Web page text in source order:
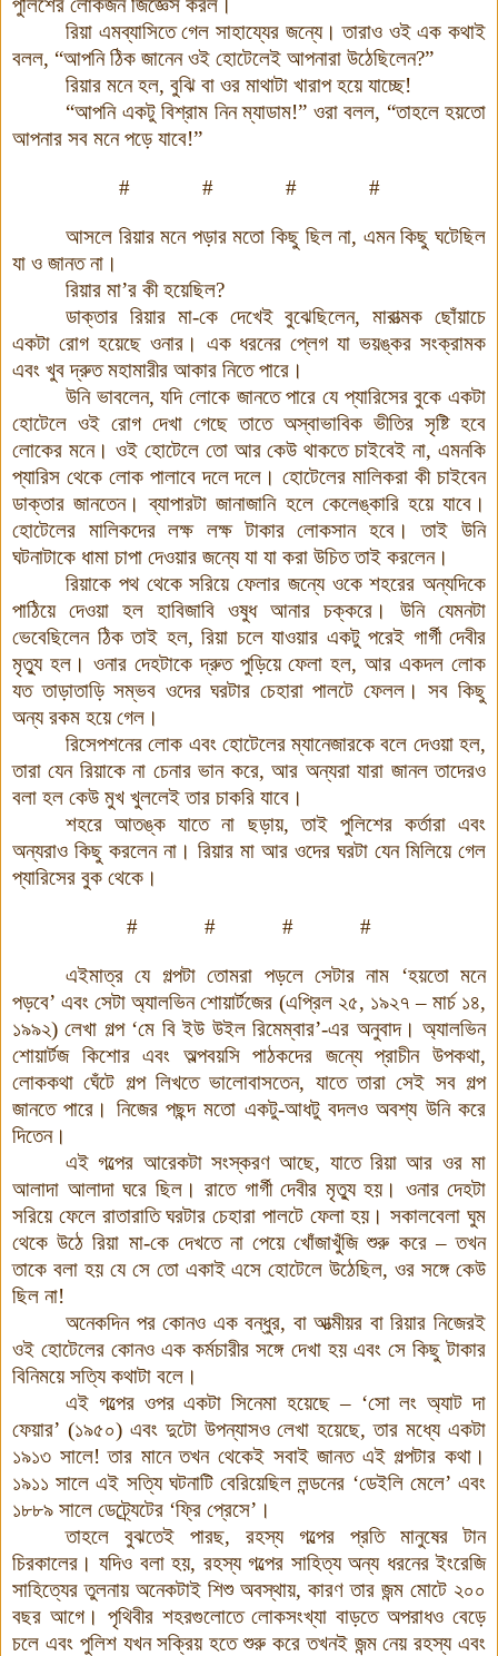
পুলিশের লোকজন জিজ্ঞেস করল।
রিয়া এমব্যাসিতে গেল সাহায্যের জন্যে। তারাও ওই এক কথাই
বলল, “আপনি ঠিক জানেন ওই হোটেলেই আপনারা উঠেছিলেন?”
রিয়ার মনে হল, বুঝি বা ওর মাথাটা খারাপ হয়ে যাচ্ছে!
“আপনি একটু বিশ্রাম নিন ম্যাডাম!” ওরা বলল, “তাহলে হয়তো
আপনার সব মনে পড়ে যাবে!”
# # # #
আসলে রিয়ার মনে পড়ার মতো কিছু ছিল না, এমন কিছু ঘটেছিল
যা ও জানত না।
রিয়ার মা’র কী হয়েছিল?
ডাক্তার রিয়ার মা-কে দেখেই বুঝেছিলেন, মারাত্মক ছোঁয়াচে
একটা রোগ হয়েছে ওনার। এক ধরনের প্লেগ যা ভয়ঙ্কর সংক্রামক
এবং খুব দ্রুত মহামারীর আকার নিতে পারে।
উনি ভাবলেন, যদি লোকে জানতে পারে যে প্যারিসের বুকে একটা
হোটেলে ওই রোগ দেখা গেছে তাতে অস্বাভাবিক ভীতির সৃষ্টি হবে
লোকের মনে। ওই হোটেলে তো আর কেউ থাকতে চাইবেই না, এমনকি
প্যারিস থেকে লোক পালাবে দলে দলে। হোটেলের মালিকরা কী চাইবেন
ডাক্তার জানতেন। ব্যাপারটা জানাজানি হলে কেলেঙ্কারি হয়ে যাবে।
হোটেলের মালিকদের লক্ষ লক্ষ টাকার লোকসান হবে। তাই উনি
ঘটনাটাকে ধামা চাপা দেওয়ার জন্যে যা যা করা উচিত তাই করলেন।
রিয়াকে পথ থেকে সরিয়ে ফেলার জন্যে ওকে শহরের অন্যদিকে
পাঠিয়ে দেওয়া হল হাবিজাবি ওষুধ আনার চক্করে। উনি যেমনটা
ভেবেছিলেন ঠিক তাই হল, রিয়া চলে যাওয়ার একটু পরেই গার্গী দেবীর
মৃত্যু হল। ওনার দেহটাকে দ্রুত পুড়িয়ে ফেলা হল, আর একদল লোক
যত তাড়াতাড়ি সম্ভব ওদের ঘরটার চেহারা পালটে ফেলল। সব কিছু
অন্য রকম হয়ে গেল।
রিসেপশনের লোক এবং হোটেলের ম্যানেজারকে বলে দেওয়া হল,
তারা যেন রিয়াকে না চেনার ভান করে, আর অন্যরা যারা জানল তাদেরও
বলা হল কেউ মুখ খুললেই তার চাকরি যাবে।
শহরে আতঙ্ক যাতে না ছড়ায়, তাই পুলিশের কর্তারা এবং
অন্যরাও কিছু করলেন না। রিয়ার মা আর ওদের ঘরটা যেন মিলিয়ে গেল
প্যারিসের বুক থেকে।
# # # #
এইমাত্র যে গল্পটা তোমরা পড়লে সেটার নাম ‘হয়তো মনে
পড়বে’ এবং সেটা অ্যালভিন শোয়ার্টজের (এপ্রিল ২৫, ১৯২৭–মার্চ ১৪,
১৯৯২)লেখা গল্প‘মে বি ইউ উইল রিমেম্বার’-এর অনুবাদ। অ্যালভিন
শোয়ার্টজ কিশোর এবং অল্পবয়সি পাঠকদের জন্যে প্রাচীন উপকথা,
লোককথা ঘেঁটে গল্প লিখতে ভালোবাসতেন, যাতে তারা সেই সব গল্প
জানতে পারে। নিজের পছন্দ মতো একটু-আধটু বদলও অবশ্য উনি করে
দিতেন।
এই গল্পের আরেকটা সংস্করণ আছে, যাতে রিয়া আর ওর মা
আলাদা আলাদা ঘরে ছিল। রাতে গার্গী দেবীর মৃত্যু হয়। ওনার দেহটা
সরিয়ে ফেলে রাতারাতি ঘরটার চেহারা পালটে ফেলা হয়। সকালবেলা ঘুম
থেকে উঠে রিয়া মা-কে দেখতে না পেয়ে খোঁজাখুঁজি শুরু করে – তখন
তাকে বলা হয় যে সে তো একাই এসে হোটেলে উঠেছিল, ওর সঙ্গে কেউ
ছিল না!
অনেকদিন পর কোনও এক বন্ধুর, বা আত্মীয়র বা রিয়ার নিজেরই
ওই হোটেলের কোনও এক কর্মচারীর সঙ্গে দেখা হয় এবং সে কিছু টাকার
বিনিময়ে সত্যি কথাটা বলে।
এই গল্পের ওপর একটা সিনেমা হয়েছে – ‘সো লং অ্যাট দা
ফেয়ার’ (১৯৫০) এবং দুটো উপন্যাসও লেখা হয়েছে, তার মধ্যে একটা
১৯১৩ সালে! তার মানে তখন থেকেই সবাই জানত এই গল্পটার কথা।
১৯১১ সালে এই সত্যি ঘটনাটি বেরিয়েছিল লন্ডনের ‘ডেইলি মেলে’ এবং
১৮৮৯ সালে ডেট্র্যেটের ‘ফ্রি প্রেসে’।
তাহলে বুঝতেই পারছ, রহস্য গল্পের প্রতি মানুষের টান
চিরকালের । যদিও বলা হয়, রহস্য গল্পের সাহিত্য অন্য ধরনের ইংরেজি
সাহিত্যের তুলনায় অনেকটাই শিশু অবস্থায়, কারণ তার জন্ম মোটে ২০০
বছর আগে। পৃথিবীর শহরগুলোতে লোকসংখ্যা বাড়তে অপরাধও বেড়ে
চলে এবং পুলিশ যখন সক্রিয় হতে শুরু করে তখনই জন্ম নেয় রহস্য এবং